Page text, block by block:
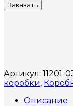
Заказать
Артикул: 11201-
коробки,
Описание